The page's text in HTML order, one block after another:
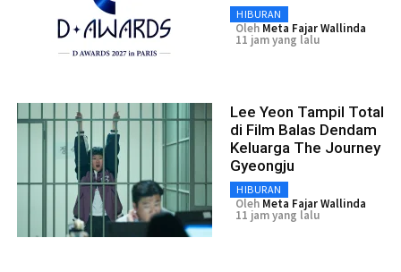
HIBURAN
Oleh Meta Fajar Wallinda
11 jam yang lalu
Lee Yeon Tampil Total
di Film Balas Dendam
Keluarga The Journey
Gyeongju
HIBURAN
Oleh Meta Fajar Wallinda
11 jam yang lalu